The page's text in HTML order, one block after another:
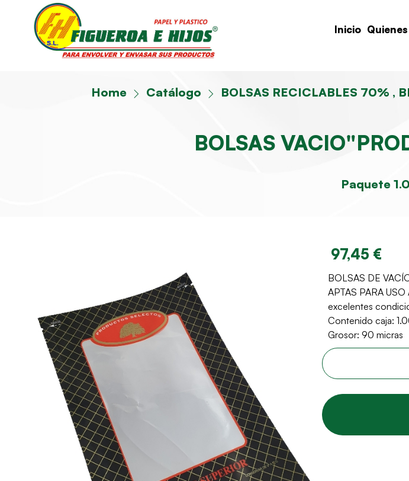
Inicio
Home Catálogo BOLSAS RECICLABLES 70% ,
BOLSAS
Paquete
97,45 €
BOLSAS DE
APTAS PARA
excelentes
Contenido caja:
Grosor: 90 micras